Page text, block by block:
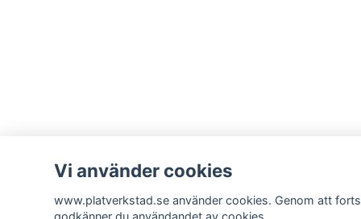
Vi använder cookies
www.platverkstad.se använder cookies. Genom att
godkänner du användandet av cookies.